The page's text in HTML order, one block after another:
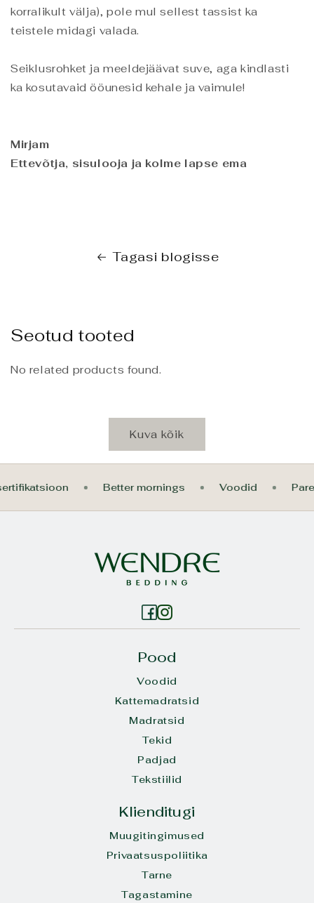
korralikult välja), pole mul sellest tassist ka
teistele midagi valada.
Seiklusrohket ja meeldejäävat suve, aga kindlasti
ka kosutavaid ööunesid kehale ja vaimule!
Mirjam
Ettevõtja, sisulooja ja kolme lapse ema
Tagasi blogisse
Seotud tooted
No related products found.
Kuva kõik
sertifikatsioon Better mornings Voodid
Pood
Voodid
Kattemadratsid
Madratsid
Tekid
Padjad
Tekstiilid
Klienditugi
Muugitingimused
Privaatsuspoliitika
Tarne
Tagastamine